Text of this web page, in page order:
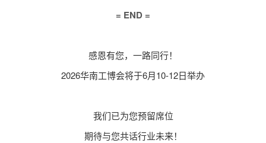
= END =
感恩有您，一路同行！
2026华南工博会将于6月10-12日举办
我们已为您预留席位
期待与您共话行业未来！